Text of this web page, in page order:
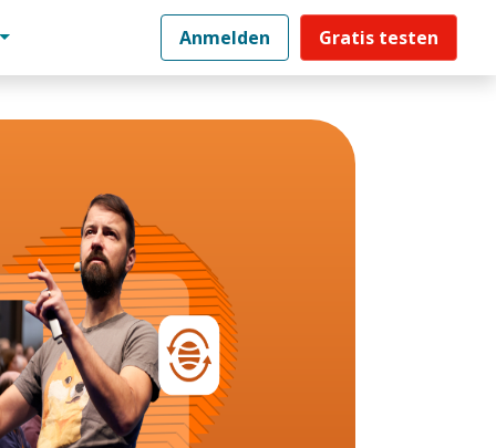
Anmelden Gratis testen